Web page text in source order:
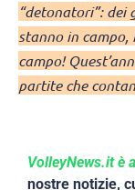
“detonatori”: dei
stanno in campo,
campo!
partite che
VolleyNews.it è
nostre notizie,